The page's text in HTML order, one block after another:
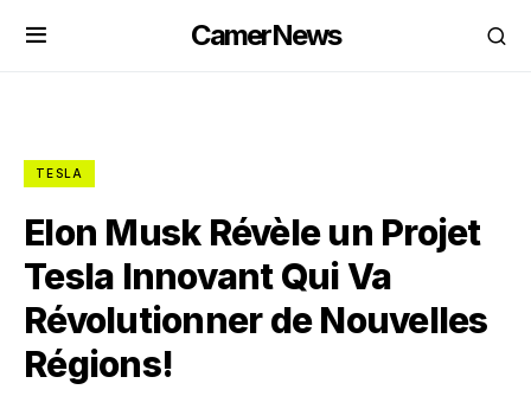
CamerNews
TESLA
Elon Musk Révèle un Projet
Tesla Innovant Qui Va
Révolutionner de Nouvelles
Régions!